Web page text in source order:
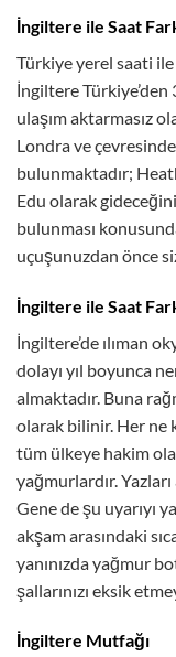
İngiltere ile Saat
Türkiye yerel saati
İngiltere Türkiye’den
ulaşım aktarmasız
Londra ve
bulunmaktadır;
Edu olarak
bulunması
uçuşunuzdan önce
İngiltere ile Saat
İngiltere’de ılıman
dolayı yıl boyunca
almaktadır. Buna
olarak bilinir. Her ne
tüm ülkeye hakim
yağmurlardır. Yazları
Gene de şu uyarıyı
akşam arasındaki
yanınızda yağmur
şallarınızı eksik
İngiltere Mutfağı